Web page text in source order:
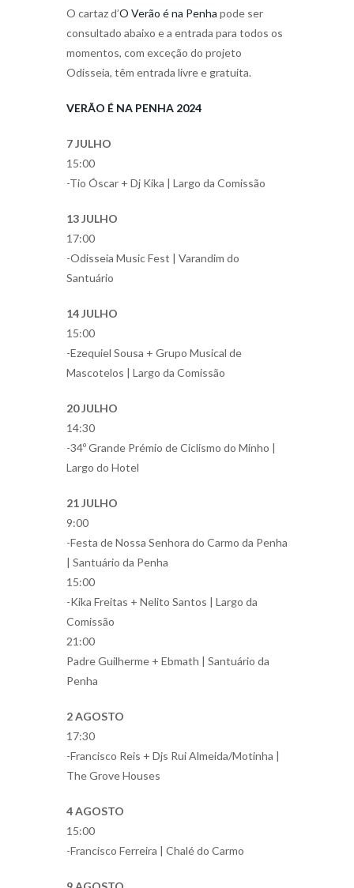
O cartaz d’O Verão é na Penha pode ser
consultado abaixo e a entrada para todos os
momentos, com exceção do projeto
Odisseia, têm entrada livre e gratuita.
VERÃO É NA PENHA 2024
7 JULHO
15:00
-Tio Óscar + Dj Kika | Largo da Comissão
13 JULHO
17:00
-Odisseia Music Fest | Varandim do
Santuário
14 JULHO
15:00
-Ezequiel Sousa + Grupo Musical de
Mascotelos | Largo da Comissão
20 JULHO
14:30
-34º Grande Prémio de Ciclismo do Minho |
Largo do Hotel
21 JULHO
9:00
-Festa de Nossa Senhora do Carmo da Penha
| Santuário da Penha
15:00
-Kika Freitas + Nelito Santos | Largo da
Comissão
21:00
Padre Guilherme + Ebmath | Santuário da
Penha
2 AGOSTO
17:30
-Francisco Reis + Djs Rui Almeida/Motinha |
The Grove Houses
4 AGOSTO
15:00
-Francisco Ferreira | Chalé do Carmo